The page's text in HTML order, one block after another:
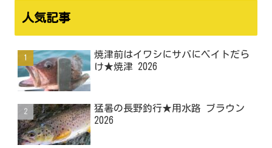
人気記事
焼津前はイワシにサバにベイトだら
け★焼津 2026
猛暑の長野釣行★用水路 ブラウン
2026